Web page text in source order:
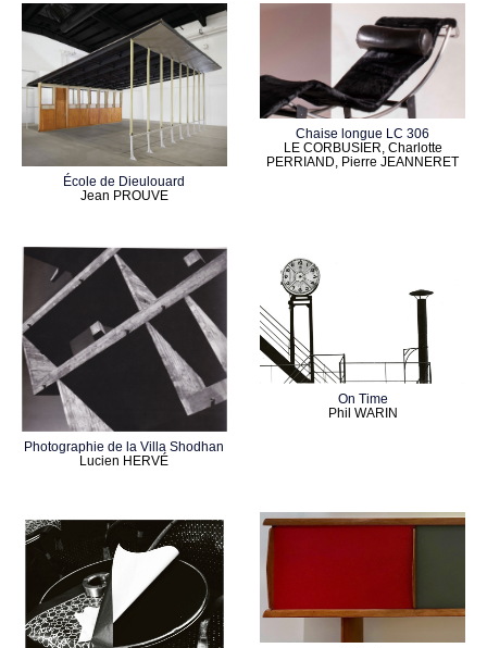
École de Dieulouard
Jean PROUVE
Chaise longue LC 306
LE CORBUSIER, Charlotte
PERRIAND, Pierre JEANNERET
Photographie de la Villa Shodhan
Lucien HERVÉ
On Time
Phil WARIN